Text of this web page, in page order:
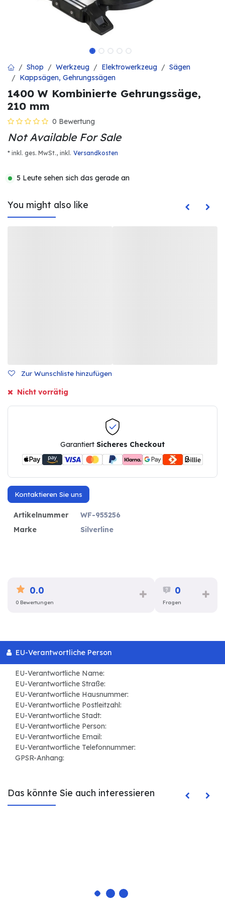
Shop Werkzeug Elektrowerkzeug
Sägen
Kappsägen, Gehrungssägen
1400 W Kombinierte Gehrungssäge,
210 mm
0 Bewertung
Not Available For Sale
* inkl. ges. MwSt., inkl. Versandkosten
5 Leute sehen sich das gerade an
You might also like
Zur Wunschliste hinzufügen
Nicht vorrätig
Garantiert Sicheres Checkout
Kontaktieren Sie uns
Artikelnummer
WF-955256
Marke
Silverline
0.0
0 Bewertungen
0
Fragen
EU-Verantwortliche Person
EU-Verantwortliche Name:
EU-Verantwortliche Straße:
EU-Verantwortliche Hausnummer:
EU-Verantwortliche Postleitzahl:
EU-Verantwortliche Stadt:
EU-Verantwortliche Person:
EU-Verantwortliche Email:
EU-Verantwortliche Telefonnummer:
GPSR-Anhang:
Das könnte Sie auch interessieren